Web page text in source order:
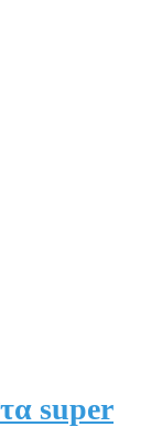
super